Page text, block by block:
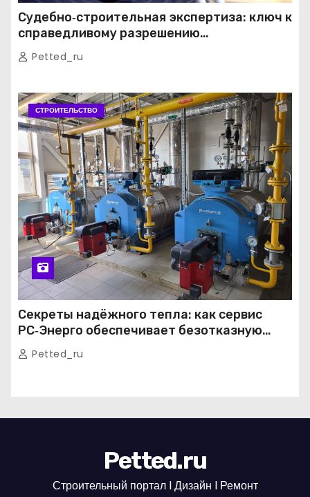
Судебно‑строительная экспертиза: ключ к
справедливому разрешению
строительных споров
Petted_ru
СТРОИТЕЛЬСТВО
Секреты надёжного тепла: как сервис
РС‑Энерго обеспечивает безотказную
работу котельных в Москве и Подмосковье
Petted_ru
Petted.ru
Строительный портал l Дизайн l Ремонт